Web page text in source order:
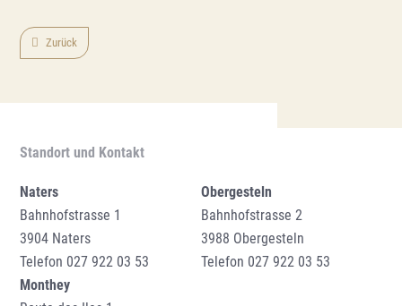
Zurück
Standort und Kontakt
Naters
Bahnhofstrasse 1
3904 Naters
Telefon 027 922 03 53
Obergesteln
Bahnhofstrasse 2
3988 Obergesteln
Telefon 027 922 03 53
Monthey